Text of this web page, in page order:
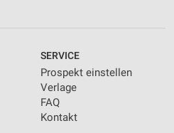
SERVICE
Prospekt einstellen
Verlage
FAQ
Kontakt